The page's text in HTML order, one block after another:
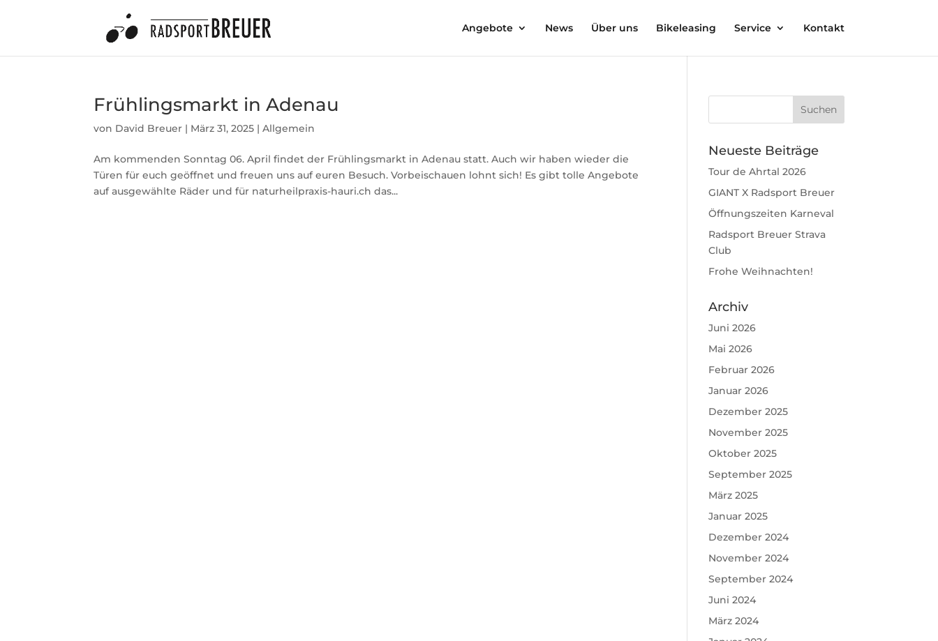
Angebote News Über uns Bikeleasing Service Kontakt
Frühlingsmarkt in Adenau
von David Breuer | März 31, 2025 |Allgemein
Am kommenden Sonntag 06. April findet der Frühlingsmarkt in Adenau statt. Auch wir haben wieder die
Türen für euch geöffnet und freuen uns auf euren Besuch. Vorbeischauen lohnt sich! Es gibt tolle Angebote
auf ausgewählte Räder und für naturheilpraxis-hauri.ch das...
Neueste Beiträge
Tour de Ahrtal 2026
GIANT X Radsport Breuer
Öffnungszeiten Karneval
Radsport Breuer Strava
Club
Frohe Weihnachten!
Archiv
Juni 2026
Mai 2026
Februar 2026
Januar 2026
Dezember 2025
November 2025
Oktober 2025
September 2025
März 2025
Januar 2025
Dezember 2024
November 2024
September 2024
Juni 2024
März 2024